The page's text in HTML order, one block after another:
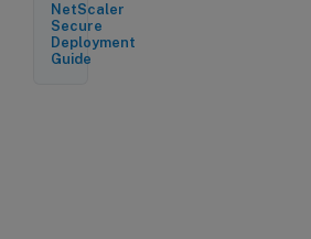
移
NetScaler
Secure
Deployment
Guide